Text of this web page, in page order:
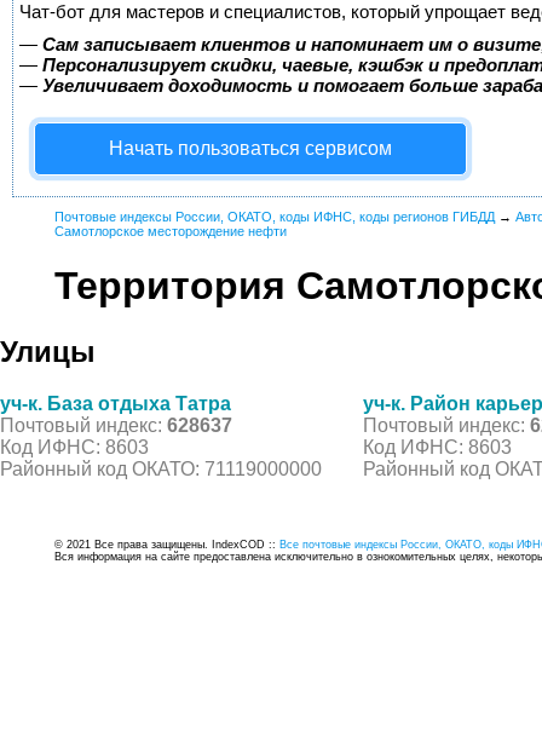
Чат-бот для мастеров и специалистов, который упрощает
— Сам записывает клиентов и напоминает им о
— Персонализирует скидки, чаевые, кэшбэк и
— Увеличивает доходимость и помогает больше
Начать пользоваться сервисом
Почтовые индексы России, ОКАТО, коды ИФНС, коды регионов ГИБДД →
Самотлорское месторождение нефти
Территория
Улицы
уч-к. База отдыха Татра
Почтовый индекс: 628637
Код ИФНС: 8603
Районный код ОКАТО: 71119000000
уч-к. Район
Почтовый индекс:
Код ИФНС: 8603
Районный код
© 2021 Все права защищены. IndexCOD :: Все почтовые индексы России, ОКАТО, коды
Вся информация на сайте предоставлена исключительно в ознокомительных целях,